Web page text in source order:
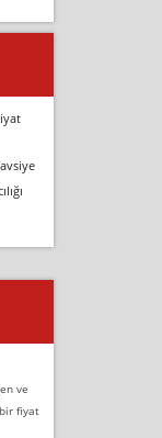
ve
fiyat